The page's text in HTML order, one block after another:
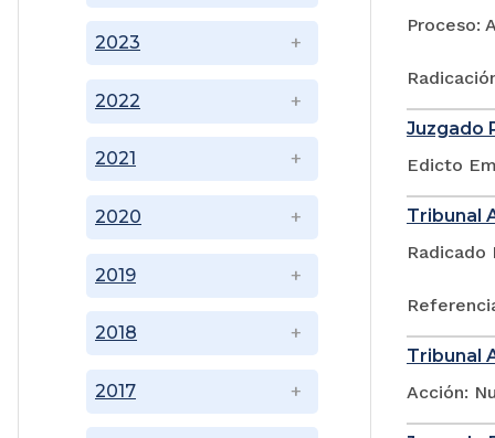
2017
2018
2019
2020
2021
2022
2023
Proceso:
Juzgado
Edicto
Tribunal
Radicado
Tribunal
Acción: